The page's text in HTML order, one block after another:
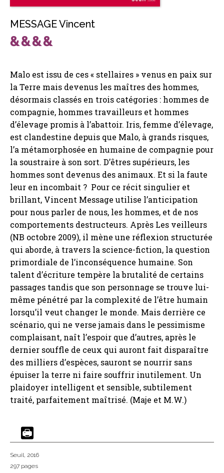
MESSAGE Vincent
Malo est issu de ces « stellaires » venus en paix sur
la Terre mais devenus les maîtres des hommes,
désormais classés en trois catégories : hommes de
compagnie, hommes travailleurs et hommes
d’élevage promis à l’abattoir. Iris, femme d’élevage,
est clandestine depuis que Malo, à grands risques,
l’a métamorphosée en humaine de compagnie pour
la soustraire à son sort. D’êtres supérieurs, les
hommes sont devenus des animaux. Et si la faute
leur en incombait ? Pour ce récit singulier et
brillant, Vincent Message utilise l’anticipation
pour nous parler de nous, les hommes, et de nos
comportements destructeurs. Après Les veilleurs
(NB octobre 2009), il mène une réflexion structurée
qui aborde, à travers la science-fiction, la question
primordiale de l’inconséquence humaine. Son
talent d’écriture tempère la brutalité de certains
passages tandis que son personnage se trouve lui-
même pénétré par la complexité de l’être humain
lorsqu’il veut changer le monde. Mais derrière ce
scénario, qui ne verse jamais dans le pessimisme
complaisant, naît l’espoir que d’autres, après le
dernier souffle de ceux qui auront fait disparaître
des milliers d’espèces, sauront se nourrir sans
épuiser la terre ni faire souffrir inutilement. Un
plaidoyer intelligent et sensible, subtilement
traité, parfaitement maîtrisé. (Maje et M.W.)
Seuil, 2016
297 pages